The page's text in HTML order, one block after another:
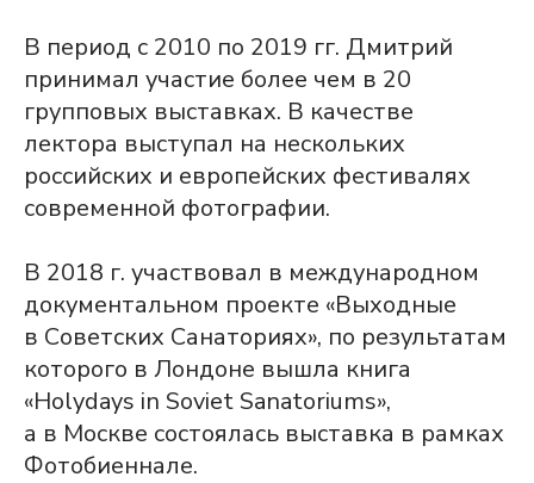
В период с 2010 по 2019 гг. Дмитрий
принимал участие более чем в 20
групповых выставках. В качестве
лектора выступал на нескольких
российских и европейских фестивалях
современной фотографии.
В 2018 г. участвовал в международном
документальном проекте «Выходные
в Советских Санаториях», по результатам
которого в Лондоне вышла книга
«Holydays in Soviet Sanatoriums»,
а в Москве состоялась выставка в рамках
Фотобиеннале.